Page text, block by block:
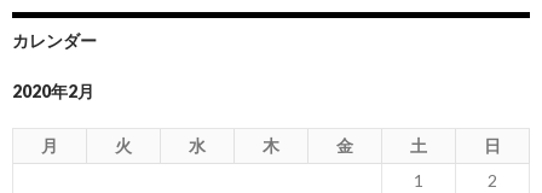
カレンダー
2020年2月
月 火 水 木 金 土
日
1
2